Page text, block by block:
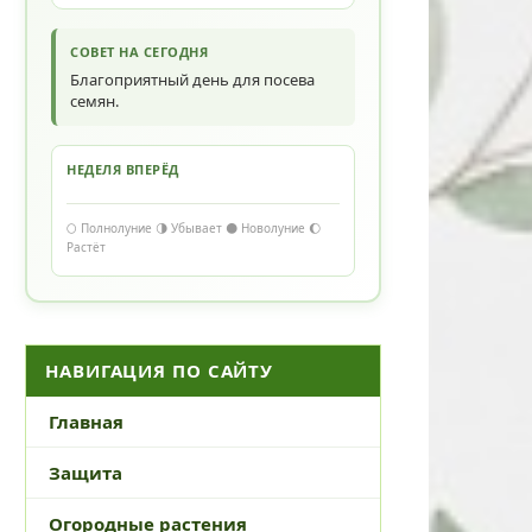
СОВЕТ НА СЕГОДНЯ
Благоприятный день для посева
семян.
НЕДЕЛЯ ВПЕРЁД
🌕 Полнолуние 🌗 Убывает 🌑 Новолуние 🌔
Растёт
НАВИГАЦИЯ ПО САЙТУ
Главная
Защита
Огородные растения